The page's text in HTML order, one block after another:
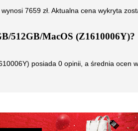
wynosi 7659 zł. Aktualna cena wykryta
512GB/MacOS (Z1610006Y)?
posiada 0 opinii, a średnia ocen